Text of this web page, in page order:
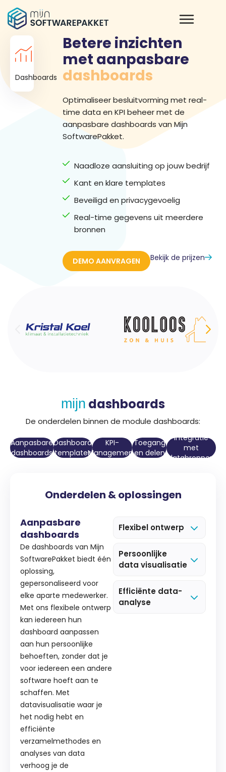
Dashboards
Betere inzichten
met aanpasbare
dashboards
Optimaliseer besluitvorming met real-
time data en KPI beheer met de
aanpasbare dashboards van Mijn
SoftwarePakket.
Naadloze aansluiting op jouw bedrijf
Kant en klare templates
Beveiligd en privacygevoelig
Real-time gegevens uit meerdere
bronnen
DEMO AANVRAGEN Bekijk de prijzen
mijn dashboards
De onderdelen binnen de module dashboards:
Aanpasbare
dashboards
Dashboard
templates
KPI-
Management
Toegang
en delen
Integratie
met
databronnen
Onderdelen & oplossingen
Aanpasbare
dashboards
De dashboards van Mijn
SoftwarePakket biedt één
oplossing,
gepersonaliseerd voor
elke aparte medewerker.
Met ons flexibele ontwerp
kan iedereen hun
dashboard aanpassen
aan hun persoonlijke
behoeften, zonder dat je
voor iedereen een andere
software hoeft aan te
schaffen. Met
datavisualisatie waar je
het nodig hebt en
efficiënte
verzamelmethodes en
analyses van data
verhoog je de
Flexibel ontwerp
Persoonlijke
data visualisatie
Efficiënte data-
analyse